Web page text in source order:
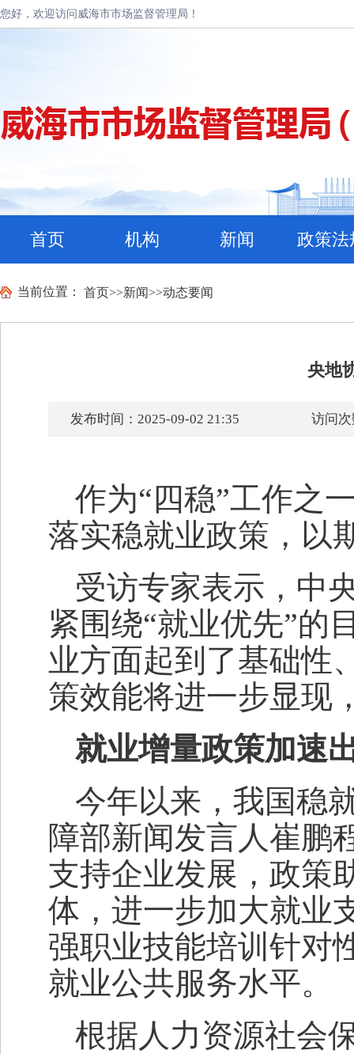
您好，欢迎访问威海市市场监督管理局！
首页 机构 新闻 政策法
当前位置： 首页>>新闻>>动态要闻
央地
发布时间：2025-09-02 21:35 访问
作为“四稳”工作之
落实稳就业政策，以
受访专家表示，中
紧围绕“就业优先”的
业方面起到了基础性
策效能将进一步显现
就业增量政策加速
今年以来，我国稳
障部新闻发言人崔鹏
支持企业发展，政策
体，进一步加大就业
强职业技能培训针对
就业公共服务水平。
根据人力资源社会